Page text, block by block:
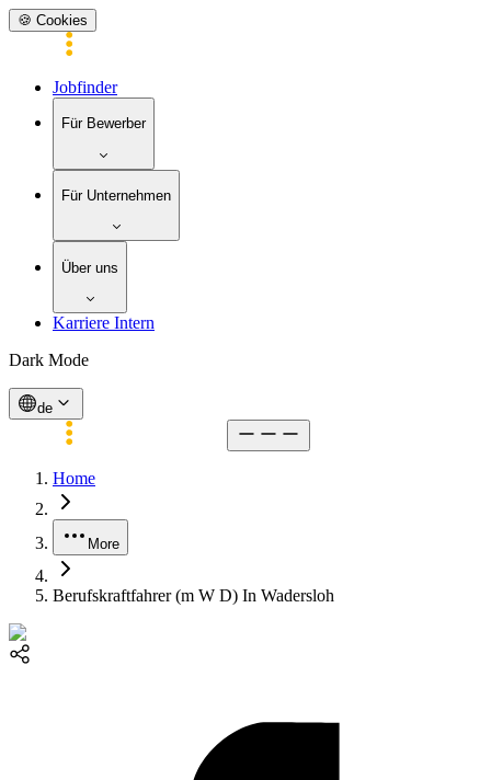
🍪 Cookies
Jobfinder
Für Bewerber
Für Unternehmen
Über uns
Karriere Intern
Dark Mode
de
Home
More
Berufskraftfahrer (m W D) In Wadersloh